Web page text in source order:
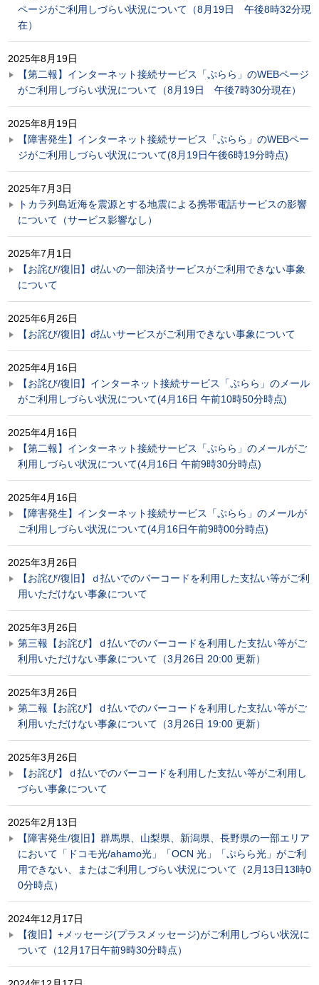
ページがご利用しづらい状況について（8月19日 午後8時32分現
在）
2025年8月19日
【第二報】インターネット接続サービス「ぷらら」のWEBページ
がご利用しづらい状況について（8月19日 午後7時30分現在）
2025年8月19日
【障害発生】インターネット接続サービス「ぷらら」のWEBペー
ジがご利用しづらい状況について(8月19日午後6時19分時点)
2025年7月3日
トカラ列島近海を震源とする地震による携帯電話サービスの影響
について（サービス影響なし）
2025年7月1日
【お詫び/復旧】d払いの一部決済サービスがご利用できない事象
について
2025年6月26日
【お詫び/復旧】d払いサービスがご利用できない事象について
2025年4月16日
【お詫び/復旧】インターネット接続サービス「ぷらら」のメール
がご利用しづらい状況について(4月16日 午前10時50分時点)
2025年4月16日
【第二報】インターネット接続サービス「ぷらら」のメールがご
利用しづらい状況について(4月16日 午前9時30分時点)
2025年4月16日
【障害発生】インターネット接続サービス「ぷらら」のメールが
ご利用しづらい状況について(4月16日午前9時00分時点)
2025年3月26日
【お詫び/復旧】ｄ払いでのバーコードを利用した支払い等がご利
用いただけない事象について
2025年3月26日
第三報【お詫び】ｄ払いでのバーコードを利用した支払い等がご
利用いただけない事象について（3月26日 20:00 更新）
2025年3月26日
第二報【お詫び】ｄ払いでのバーコードを利用した支払い等がご
利用いただけない事象について（3月26日 19:00 更新）
2025年3月26日
【お詫び】ｄ払いでのバーコードを利用した支払い等がご利用し
づらい事象について
2025年2月13日
【障害発生/復旧】群馬県、山梨県、新潟県、長野県の一部エリア
において「ドコモ光/ahamo光」「OCN 光」「ぷらら光」がご利
用できない、またはご利用しづらい状況について（2月13日13時0
0分時点）
2024年12月17日
【復旧】+メッセージ(プラスメッセージ)がご利用しづらい状況に
ついて（12月17日午前9時30分時点）